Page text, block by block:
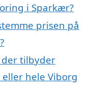
i Sparkær?
prisen på
tilbyder
hele Viborg